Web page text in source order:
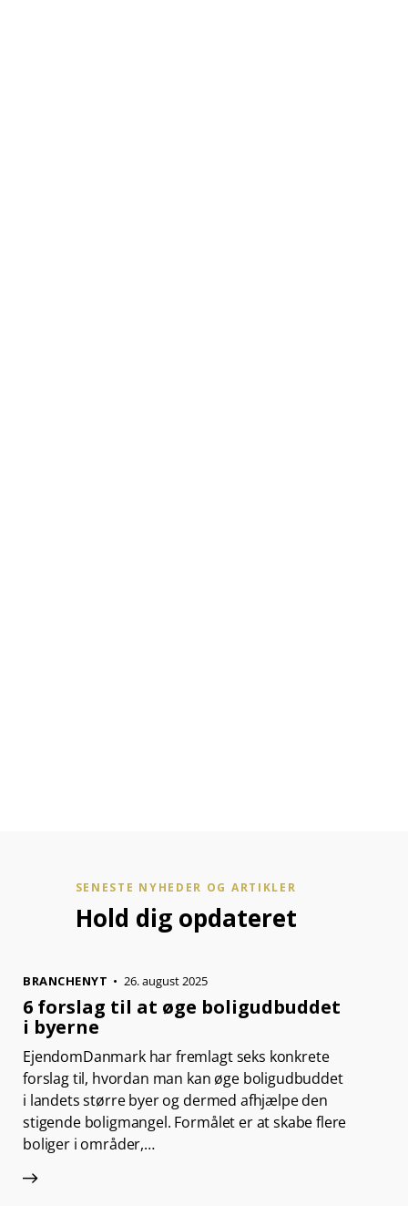
SENESTE NYHEDER OG ARTIKLER
Hold dig opdateret
BRANCHENYT 26. august 2025
6 forslag til at øge boligudbuddet
i byerne
EjendomDanmark har fremlagt seks konkrete
forslag til, hvordan man kan øge boligudbuddet
i landets større byer og dermed afhjælpe den
stigende boligmangel. Formålet er at skabe flere
boliger i områder,…